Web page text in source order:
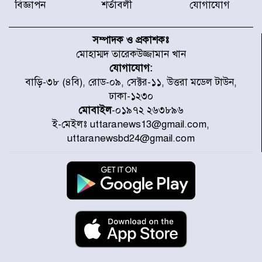
স্মৃতি জাদুঘর
রাজধানীর উত্তরা আঞ্চলিক পাসপোর্ট
অফিসের সামনে দালাল চক্রের ১৩ জন
সদস্যকে বিভিন্ন মেয়াদে সাজা প্রদান
করেছে র‌্যাব-১
হরমুজ প্রণালি নিয়ে ওমানের সঙ্গে চুক্তি
চূড়ান্ত পর্যায়ে : ইরান
প্রত্যেক অপরাধীর বিচার এ দেশেই
হবে, সে যত শক্তিশালীই হোক না কেন,
প্রতিমন্ত্রী মীর হেলাল
আগামী ৫ দিন বৃষ্টির আভাস
বিজ্ঞাপন শর্তাবলী যোগাযোগ
সম্পাদক ও প্রকাশকঃ
মোহাম্মদ তারেকউজ্জামান খান
যোগাযোগ:
বাড়ি-৩৮ (৪বি), রোড-০৯, সেক্টর-১১, উত্তরা মডেল টাউন,
ঢাকা-১২৩০
মোবাইল-০১৯৭২ ২৬৩৮৯৬
ই-মেইলঃ uttaranews13@gmail.com,
uttaranewsbd24@gmail.com